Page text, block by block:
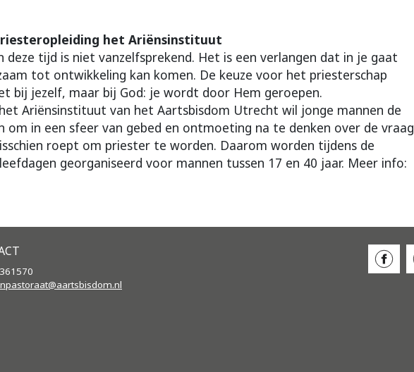
het Ariënsinstituut
deze tijd is niet vanzelfsprekend. Het is een verlangen dat in je gaat
tot ontwikkeling kan komen. De keuze voor het priesterschap
bij jezelf, maar bij God: je wordt door Hem geroepen.
Ariënsinstituut van het Aartsbisdom Utrecht wil jonge mannen de
om in een sfeer van gebed en ontmoeting na te denken over de vraag
roept om priester te worden. Daarom worden tijdens de
georganiseerd voor mannen tussen 17 en 40 jaar. Meer info:
nl